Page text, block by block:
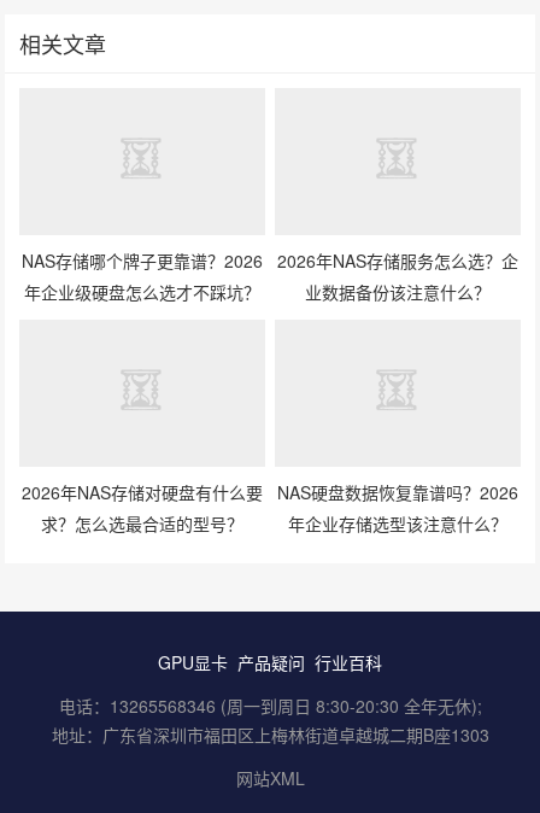
相关文章
NAS存储哪个牌子更靠谱？2026
年企业级硬盘怎么选才不踩坑？
2026年NAS存储服务怎么选？企
业数据备份该注意什么？
2026年NAS存储对硬盘有什么要
求？怎么选最合适的型号？
NAS硬盘数据恢复靠谱吗？2026
年企业存储选型该注意什么？
GPU显卡 产品疑问 行业百科
电话：13265568346 (周一到周日 8:30-20:30 全年无休);
地址：广东省深圳市福田区上梅林街道卓越城二期B座1303
网站XML